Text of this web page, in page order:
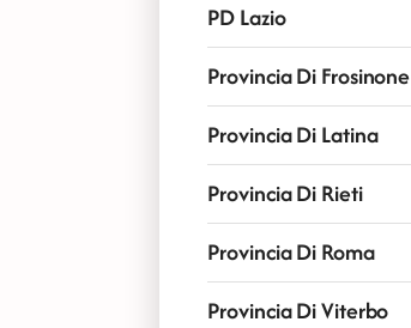
PD Lazio
Provincia Di Frosinone
Provincia Di Latina
Provincia Di Rieti
Provincia Di Roma
Provincia Di Viterbo